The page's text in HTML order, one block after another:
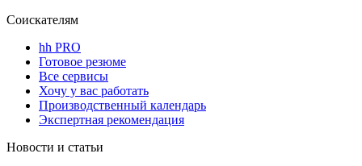
Соискателям
hh PRO
Готовое резюме
Все сервисы
Хочу у вас работать
Производственный календарь
Экспертная рекомендация
Новости и статьи